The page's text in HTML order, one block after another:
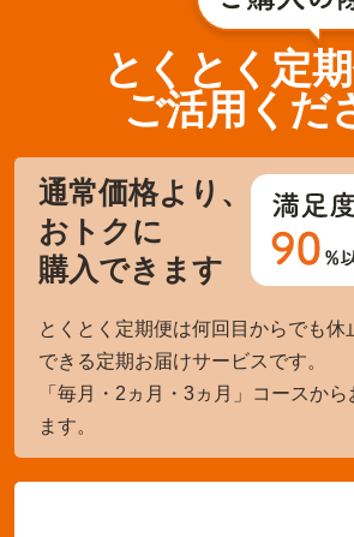
とくとく定
ご活用くだ
通常価格より、
おトクに
購入できます
とくとく定期便は何回目からでも休
できる定期お届けサービスです。
「毎月・2ヵ月・3ヵ月」コースか
ます。